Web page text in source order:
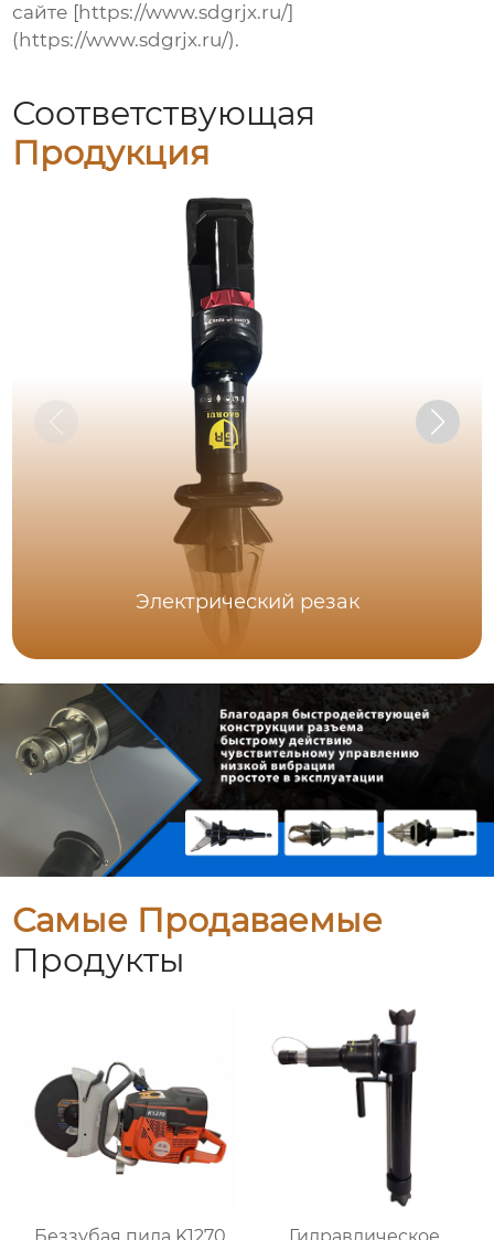
сайте [https://www.sdgrjx.ru/]
(https://www.sdgrjx.ru/).
Соответствующая
Продукция
Электрический резак
Самые Продаваемые
Продукты